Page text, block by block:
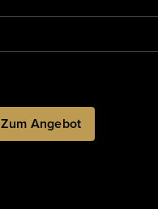
Zum Angebot